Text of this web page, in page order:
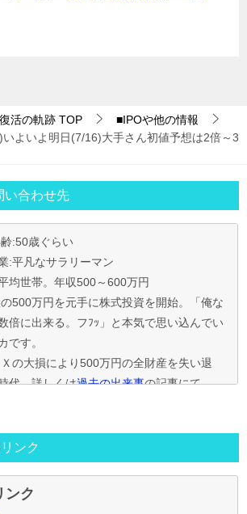
活の軌跡 TOP
■IPOや他の情報
よいよ明日(7/16)大手さん初値予想は2倍～3
合わせ先
:50歳ぐらい
:平凡なサラリーマン
均世帯。年収500～600万円
500万円を元手に株式投資を開始。「俺な
倍に出来る。フﾌｯ」と本気で思い込んでい
です。
の大損により500万円の全財産を失い退
代。詳しくは過去の出来事の記事にて
くｺﾂｺﾂ長期間、実践して利益を積上げて行
万円ずつ増やす目標。
きく上回り500万円の大損分を取り戻す
ンク
ンク